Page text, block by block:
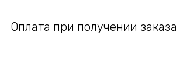
Оплата при получении заказа